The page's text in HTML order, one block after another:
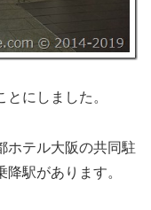
にしました。
ホテル大阪の共同駐
駅があります。